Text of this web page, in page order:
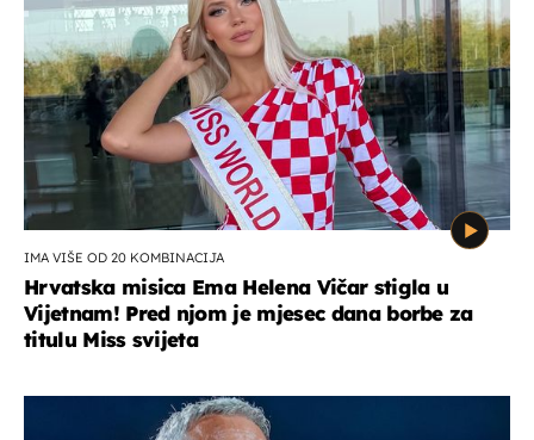
IMA VIŠE OD 20 KOMBINACIJA
Hrvatska misica Ema Helena Vičar stigla u
Vijetnam! Pred njom je mjesec dana borbe za
titulu Miss svijeta